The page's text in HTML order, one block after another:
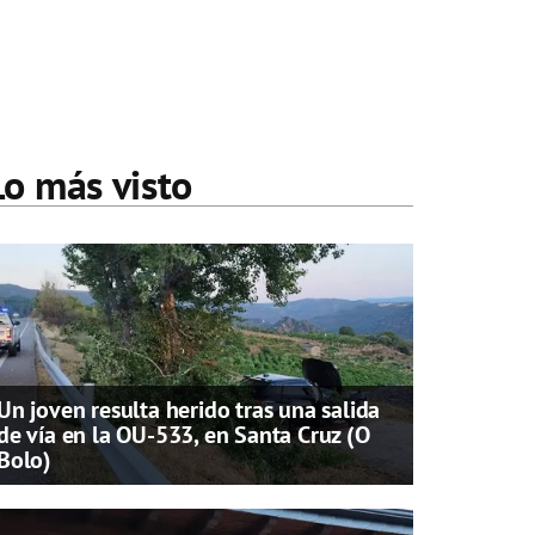
más visto
joven resulta herido tras una salida
vía en la OU-533, en Santa Cruz (O